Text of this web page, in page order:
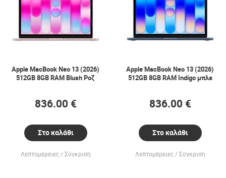
Apple MacBook Neo 13 (2026)
512GB 8GB RAM Blush Ροζ
836.00 €
Στο καλάθι
Λεπτομέρειες Σύγκριση
Apple MacBook Neo 13 (2026)
512GB 8GB RAM Indigo μπλε
836.00 €
Στο καλάθι
Λεπτομέρειες Σύγκριση